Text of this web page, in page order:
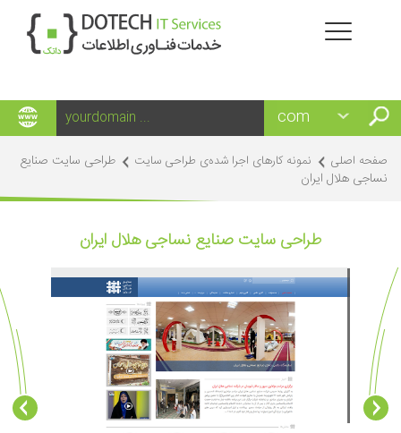
صفحه اصلی نمونه کارهای اجرا شده‌ی طراحی سایت
طراحی سایت صنایع
نساجی هلال ایران
طراحی سایت صنایع نساجی هلال ایران